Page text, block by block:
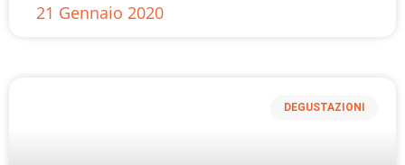
21 Gennaio 2020
DEGUSTAZIONI